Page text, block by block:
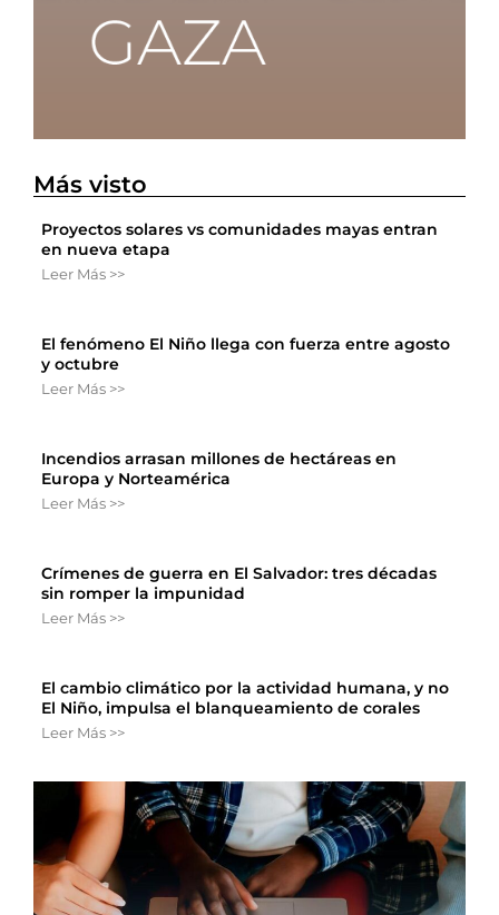
Más visto
Proyectos solares vs comunidades mayas entran
en nueva etapa
Leer Más >>
El fenómeno El Niño llega con fuerza entre agosto
y octubre
Leer Más >>
Incendios arrasan millones de hectáreas en
Europa y Norteamérica
Leer Más >>
Crímenes de guerra en El Salvador: tres décadas
sin romper la impunidad
Leer Más >>
El cambio climático por la actividad humana, y no
El Niño, impulsa el blanqueamiento de corales
Leer Más >>